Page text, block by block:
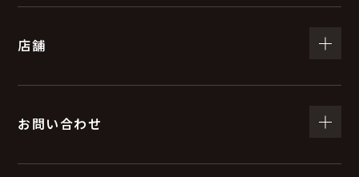
店舗
お問い合わせ